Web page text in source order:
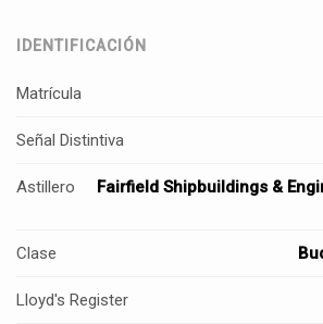
IDENTIFICACIÓN
Matrícula
Señal Distintiva
Astillero
Fairfield Shipbuildings &
Clase
Lloyd's Register